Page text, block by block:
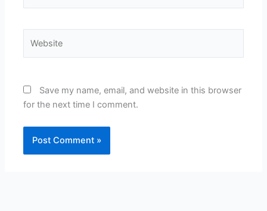
Save my name, email, and website in this browser
for the next time I comment.